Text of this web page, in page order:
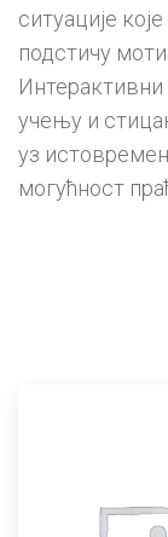
ситуације
подстичу
Интерактивни
учењу и
уз
могућност